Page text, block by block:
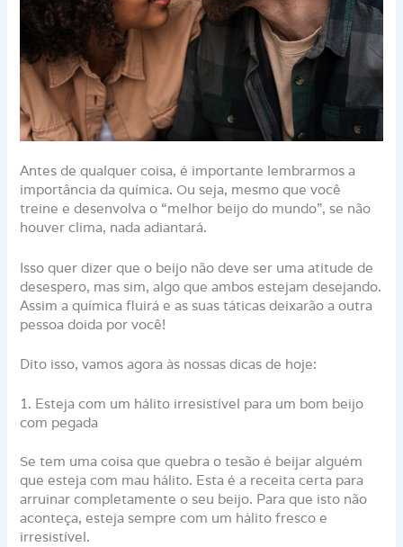
Antes de qualquer coisa, é importante lembrarmos a
importância da química. Ou seja, mesmo que você
treine e desenvolva o “melhor beijo do mundo”, se não
houver clima, nada adiantará.
Isso quer dizer que o beijo não deve ser uma atitude de
desespero, mas sim, algo que ambos estejam desejando.
Assim a química fluirá e as suas táticas deixarão a outra
pessoa doida por você!
Dito isso, vamos agora às nossas dicas de hoje:
1. Esteja com um hálito irresistível para um bom beijo
com pegada
Se tem uma coisa que quebra o tesão é beijar alguém
que esteja com mau hálito. Esta é a receita certa para
arruinar completamente o seu beijo. Para que isto não
aconteça, esteja sempre com um hálito fresco e
irresistível.